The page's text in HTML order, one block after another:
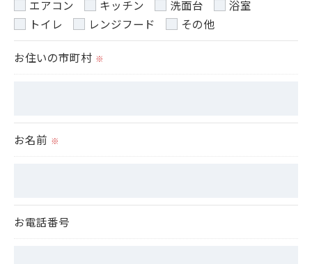
＜個人情報の委託について＞
当社では、利用目的の達成に必要な範囲において、
個人情報を外部に委託する場合があります。
＜個人情報の安全管理＞
＜個人情報を与えなかった場合に生じる結果＞
必要な情報を頂けない場合は、それに対応した当社
エアコン キッチン 洗面台
浴室
トイレ
レンジフード その他
お住いの市町村 ※
お名前 ※
お電話番号